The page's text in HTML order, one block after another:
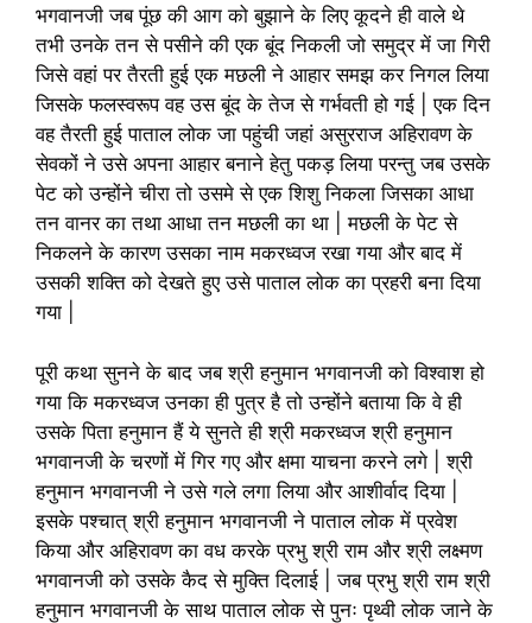
भगवानजी जब पूंछ की आग को बुझाने के लिए कूदने ही वाले थे
तभी उनके तन से पसीने की एक बूंद निकली जो समुद्र में जा गिरी
जिसे वहां पर तैरती हुई एक मछली ने आहार समझ कर निगल लिया
जिसके फलस्वरूप वह उस बूंद के तेज से गर्भवती हो गई | एक दिन
वह तैरती हुई पाताल लोक जा पहुंची जहां असुरराज अहिरावण के
सेवकों ने उसे अपना आहार बनाने हेतु पकड़ लिया परन्तु जब उसके
पेट को उन्होंने चीरा तो उसमे से एक शिशु निकला जिसका आधा
तन वानर का तथा आधा तन मछली का था | मछली के पेट से
निकलने के कारण उसका नाम मकरध्वज रखा गया और बाद में
उसकी शक्ति को देखते हुए उसे पाताल लोक का प्रहरी बना दिया
गया |
पूरी कथा सुनने के बाद जब श्री हनुमान भगवानजी को विश्वाश हो
गया कि मकरध्वज उनका ही पुत्र है तो उन्होंने बताया कि वे ही
उसके पिता हनुमान हैं ये सुनते ही श्री मकरध्वज श्री हनुमान
भगवानजी के चरणों में गिर गए और क्षमा याचना करने लगे | श्री
हनुमान भगवानजी ने उसे गले लगा लिया और आशीर्वाद दिया |
इसके पश्चात् श्री हनुमान भगवानजी ने पाताल लोक में प्रवेश
किया और अहिरावण का वध करके प्रभु श्री राम और श्री लक्ष्मण
भगवानजी को उसके कैद से मुक्ति दिलाई | जब प्रभु श्री राम श्री
हनुमान भगवानजी के साथ पाताल लोक से पुनः पृथ्वी लोक जाने के